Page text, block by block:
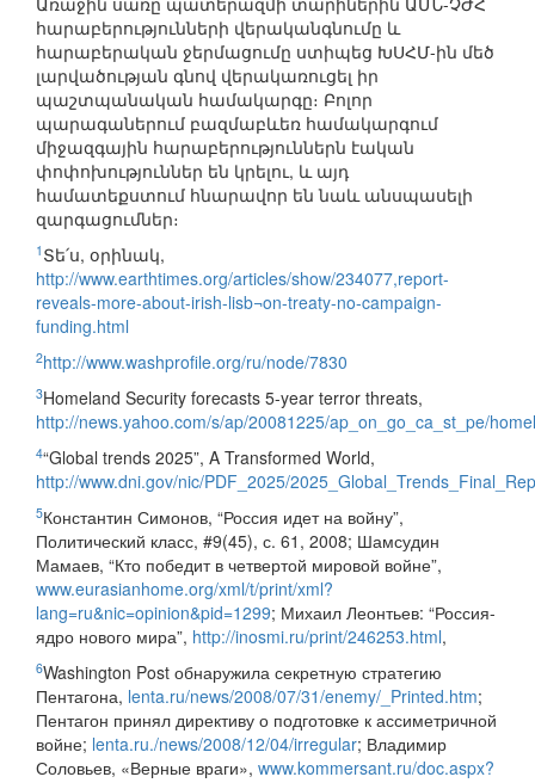
հարաբերությունների վերականգնումը և
հարաբերական ջերմացումը ստիպեց ԽՍՀՄ-ին մեծ
լարվածության գնով վերակառուցել իր
պաշտպանական համակարգը։ Բոլոր
պարագաներում բազմաբևեռ համակարգում
միջազգային հարաբերություններն էական
փոփոխություններ են կրելու, և այդ
համատեքստում հնարավոր են նաև անսպասելի
զարգացումներ։
1 Տե՛ս, օրինակ,
http://www.earthtimes.org/articles/show/234077,report-
reveals-more-about-irish-lisb¬on-treaty-no-campaign-
funding.html
2http://www.washprofile.org/ru/node/7830
3Homeland Security forecasts 5-year terror threats,
http://news.yahoo.com/s/ap/20081225/ap_on_go_ca_st_pe/
4“Global trends 2025”, A Transformed World,
http://www.dni.gov/nic/PDF_2025/
5Константин Симонов, “Россия идет на войну”,
Политический класс, #9(45), с. 61, 2008; Шамсудин
Мамаев, “Кто победит в четвертой мировой войне”,
www.eurasianhome.org/xml/t/print/xml?
lang=ru&nic=opinion&pid=1299; Михаил Леонтьев: “Россия-
ядро нового мира”, http://inosmi.ru/print/246253.html,
6Washington Post обнаружила секретную стратегию
Пентагона, lenta.ru/news/2008/07/31/enemy/_Printed.htm;
Пентагон принял директиву о подготовке к ассиметричной
войне; lenta.ru./news/2008/12/04/irregular; Владимир
Соловьев, «Верные враги», www.kommersant.ru/doc.aspx?